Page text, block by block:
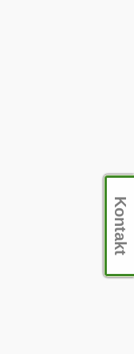
lätt att gömma
Kontakt